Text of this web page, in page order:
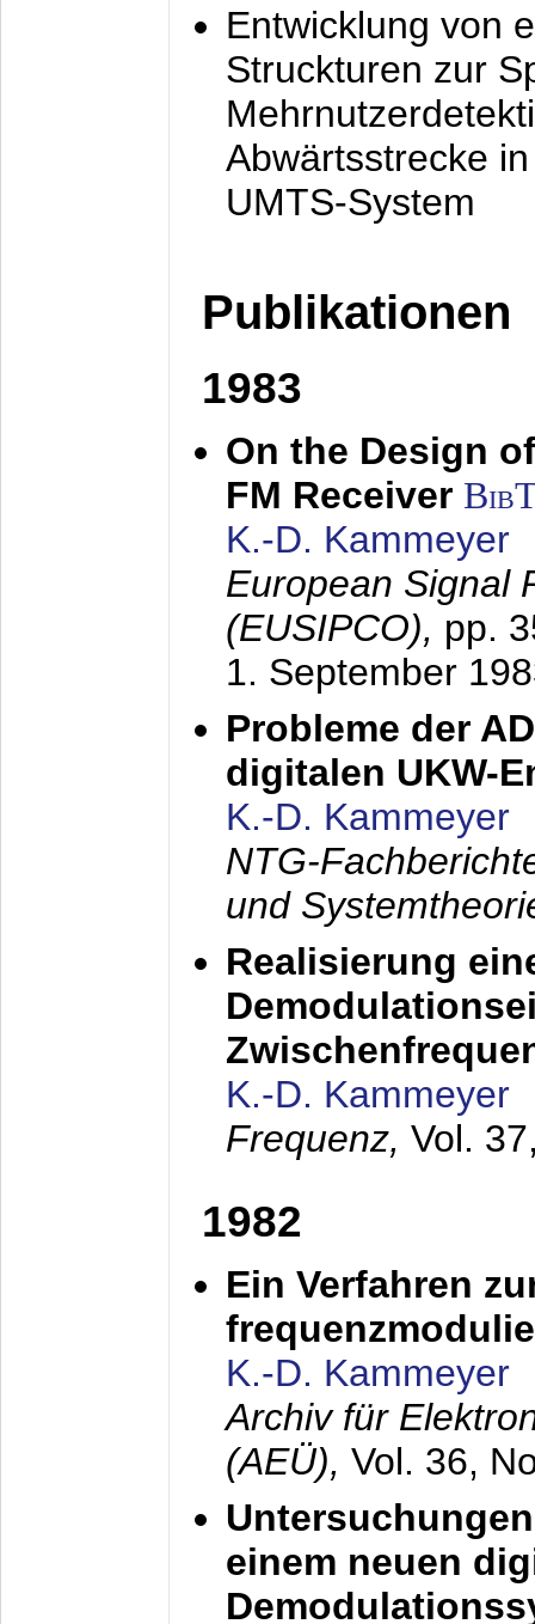
Entwicklung von
Struckturen zur
Abwärtsstrecke
UMTS-System
Publikationen
1983
On the Design
FM Receiver
K.-D. Kammeyer
European Signal
(EUSIPCO), pp.
1. September
Probleme der
digitalen UKW-
K.-D. Kammeyer
NTG-
und
Realisierung
K.-D. Kammeyer
Frequenz, Vol.
1982
Ein Verfahren
K.-D. Kammeyer
Archiv für
(AEÜ), Vol. 36,
einem neuen